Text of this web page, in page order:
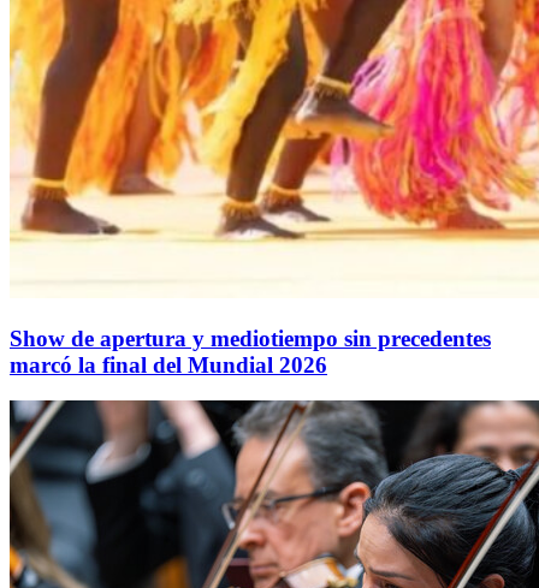
Show de apertura y mediotiempo sin precedentes
marcó la final del Mundial 2026